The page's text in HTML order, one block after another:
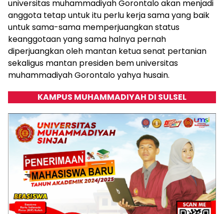
universitas muhammadiyah Gorontalo akan menjadi
anggota tetap untuk itu perlu kerja sama yang baik
untuk sama-sama memperjuangkan status
keanggotaan yang sama halnya pernah
diperjuangkan oleh mantan ketua senat pertanian
sekaligus mantan presiden bem universitas
muhammadiyah Gorontalo yahya husain.
KAMPUS MUHAMMADIYAH DI SULSEL